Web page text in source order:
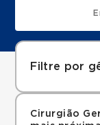
Filtre por
Cirurgião